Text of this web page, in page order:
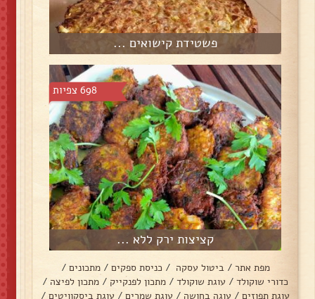
פשטידת קישואים ...
698 צפיות
קציצות ירק ללא ...
מפת אתר / ביטול עסקה / כניסת ספקים / מתכונים /
כדורי שוקולד / עוגת שוקולד / מתכון לפנקייק / מתכון לפיצה /
עוגת תפוזים / עוגה בחושה / עוגת שמרים / עוגת ביסקוויטים /